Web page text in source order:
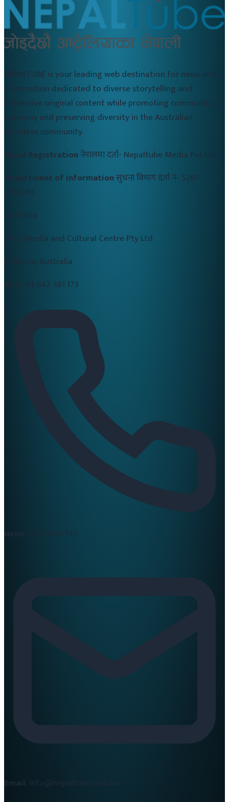
NEPALTUBE is your leading web destination for news and
information dedicated to diverse storytelling and
immersive original content while promoting community
harmony and preserving diversity in the Australian
Nepalese community.
Nepal Registrationनेपालमा दर्ता- Nepaltube Media Pvt Ltd
Department of Informationसुचना विभाग दर्ता नं- 5261-
2082/83
Australia
CALD Media and Cultural Centre Pty Ltd
Brisbane, Australia
84 642 381 173
Email: